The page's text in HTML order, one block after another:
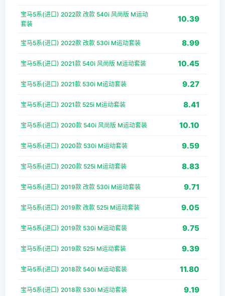
宝马5系(进口) 2022款 改款 540i 风尚版 M运动
套装
10.39
宝马5系(进口) 2022款 改款 530i M运动套装 8.99
宝马5系(进口) 2021款 540i 风尚版 M运动套装 10.45
宝马5系(进口) 2021款 530i M运动套装 9.27
宝马5系(进口) 2021款 525i M运动套装 8.41
宝马5系(进口) 2020款 540i 风尚版 M运动套装 10.10
宝马5系(进口) 2020款 530i M运动套装 9.59
宝马5系(进口) 2020款 525i M运动套装 8.83
宝马5系(进口) 2019款 改款 530i M运动套装 9.71
宝马5系(进口) 2019款 改款 525i M运动套装 9.05
宝马5系(进口) 2019款 530i M运动套装 9.75
宝马5系(进口) 2019款 525i M运动套装 9.39
宝马5系(进口) 2018款 540i M运动套装 11.80
宝马5系(进口) 2018款 530i M运动套装 9.19